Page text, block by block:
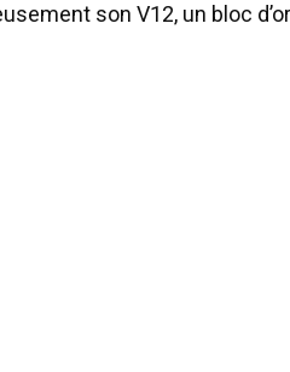
son V12, un bloc